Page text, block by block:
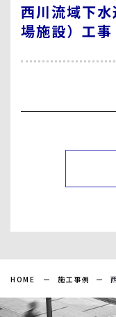
西川流域下
場施設）工事
HOME 施工事例